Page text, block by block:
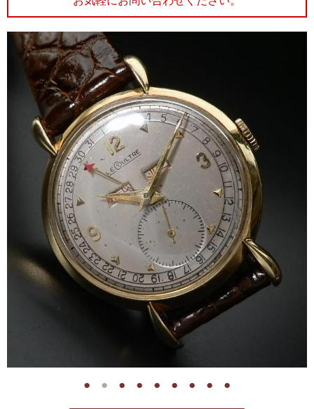
● ● ● ● ● ● ● ● ●